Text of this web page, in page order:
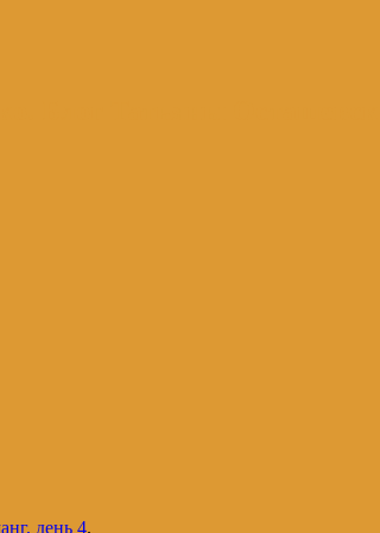
день 4.